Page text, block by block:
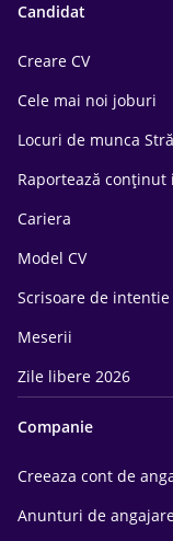
Candidat
Creare CV
Cele mai noi joburi
Locuri de munca
Raportează conținut
Cariera
Model CV
Scrisoare de intentie
Meserii
Zile libere 2026
Companie
Creeaza cont de
Anunturi de